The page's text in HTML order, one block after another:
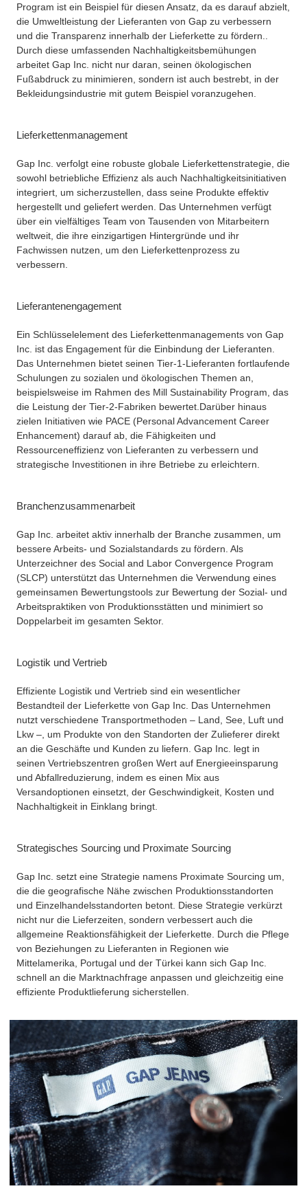
Program ist ein Beispiel für diesen Ansatz, da es darauf abzielt,
die Umweltleistung der Lieferanten von Gap zu verbessern
und die Transparenz innerhalb der Lieferkette zu fördern.
Durch diese umfassenden Nachhaltigkeitsbemühungen
arbeitet Gap Inc. nicht nur daran, seinen ökologischen
Fußabdruck zu minimieren, sondern ist auch bestrebt, in der
Bekleidungsindustrie mit gutem Beispiel voranzugehen.
Lieferkettenmanagement
Gap Inc. verfolgt eine robuste globale Lieferkettenstrategie, die
sowohl betriebliche Effizienz als auch Nachhaltigkeitsinitiativen
integriert, um sicherzustellen, dass seine Produkte effektiv
hergestellt und geliefert werden. Das Unternehmen verfügt
über ein vielfältiges Team von Tausenden von Mitarbeitern
weltweit, die ihre einzigartigen Hintergründe und ihr
Fachwissen nutzen, um den Lieferkettenprozess zu
verbessern.
Lieferantenengagement
Ein Schlüsselelement des Lieferkettenmanagements von Gap
Inc. ist das Engagement für die Einbindung der Lieferanten.
Das Unternehmen bietet seinen Tier-1-Lieferanten fortlaufende
Schulungen zu sozialen und ökologischen Themen an,
beispielsweise im Rahmen des Mill Sustainability Program, das
die Leistung der Tier-2-Fabriken bewertet. Darüber hinaus
zielen Initiativen wie PACE (Personal Advancement Career
Enhancement) darauf ab, die Fähigkeiten und
Ressourceneffizienz von Lieferanten zu verbessern und
strategische Investitionen in ihre Betriebe zu erleichtern.
Branchenzusammenarbeit
Gap Inc. arbeitet aktiv innerhalb der Branche zusammen, um
bessere Arbeits- und Sozialstandards zu fördern. Als
Unterzeichner des Social and Labor Convergence Program
(SLCP) unterstützt das Unternehmen die Verwendung eines
gemeinsamen Bewertungstools zur Bewertung der Sozial- und
Arbeitspraktiken von Produktionsstätten und minimiert so
Doppelarbeit im gesamten Sektor.
Logistik und Vertrieb
Effiziente Logistik und Vertrieb sind ein wesentlicher
Bestandteil der Lieferkette von Gap Inc. Das Unternehmen
nutzt verschiedene Transportmethoden – Land, See, Luft und
Lkw –, um Produkte von den Standorten der Zulieferer direkt
an die Geschäfte und Kunden zu liefern. Gap Inc. legt in
seinen Vertriebszentren großen Wert auf Energieeinsparung
und Abfallreduzierung, indem es einen Mix aus
Versandoptionen einsetzt, der Geschwindigkeit, Kosten und
Nachhaltigkeit in Einklang bringt.
Strategisches Sourcing und Proximate Sourcing
Gap Inc. setzt eine Strategie namens Proximate Sourcing um,
die die geografische Nähe zwischen Produktionsstandorten
und Einzelhandelsstandorten betont. Diese Strategie verkürzt
nicht nur die Lieferzeiten, sondern verbessert auch die
allgemeine Reaktionsfähigkeit der Lieferkette. Durch die Pflege
von Beziehungen zu Lieferanten in Regionen wie
Mittelamerika, Portugal und der Türkei kann sich Gap Inc.
schnell an die Marktnachfrage anpassen und gleichzeitig eine
effiziente Produktlieferung sicherstellen.